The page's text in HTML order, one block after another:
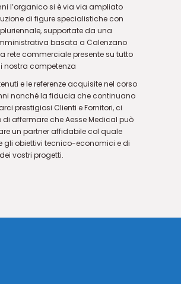
l’organico si è via via ampliato
di figure specialistiche con
supportate da una
basata a Calenzano
rete commerciale presente su tutto
nostra competenza
e le referenze acquisite nel corso
nonché la fiducia che continuano
prestigiosi Clienti e Fornitori, ci
di affermare che Aesse Medical può
un partner affidabile col quale
gli obiettivi tecnico-economici e di
vostri progetti.